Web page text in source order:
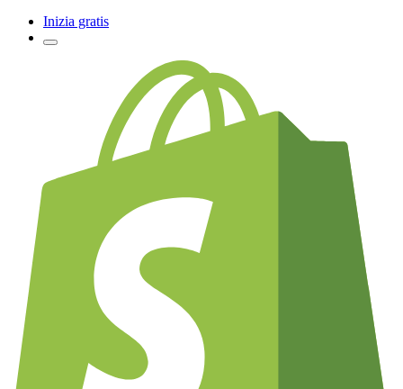
Inizia gratis